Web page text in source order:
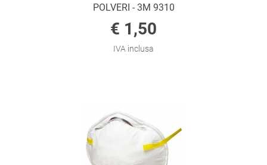
POLVERI - 3M 9310
€ 1,50
IVA inclusa